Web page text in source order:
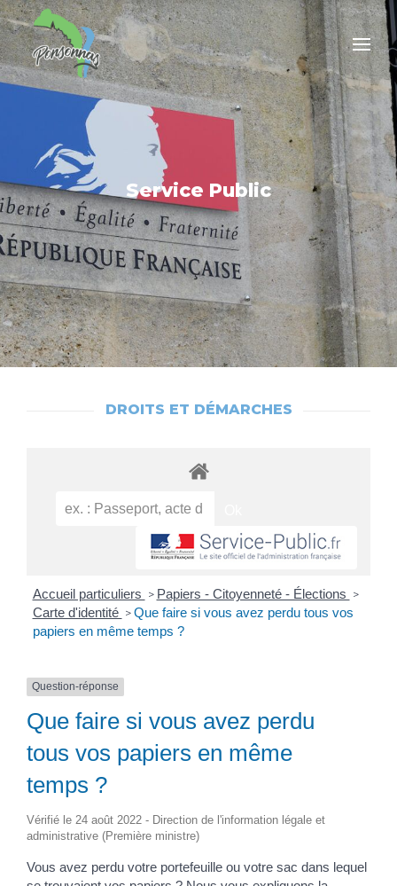
Service Public
DROITS ET DÉMARCHES
Accueil particuliers > Papiers - Citoyenneté - Élections >
Carte d'identité > Que faire si vous avez perdu tous vos
papiers en même temps ?
Question-réponse
Que faire si vous avez perdu
tous vos papiers en même
temps ?
Vérifié le 24 août 2022 - Direction de l'information légale et
administrative (Première ministre)
Vous avez perdu votre portefeuille ou votre sac dans lequel